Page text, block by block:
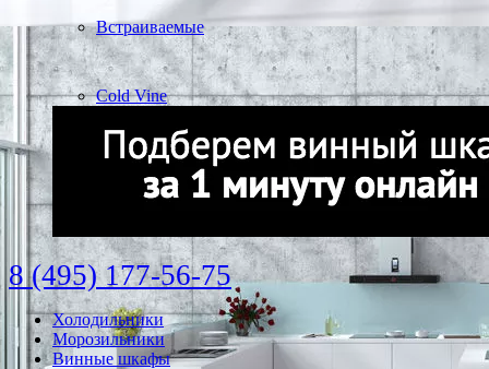
Встраиваемые
Cold Vine
8 (495) 177-56-75
Холодильники
Морозильники
Винные шкафы